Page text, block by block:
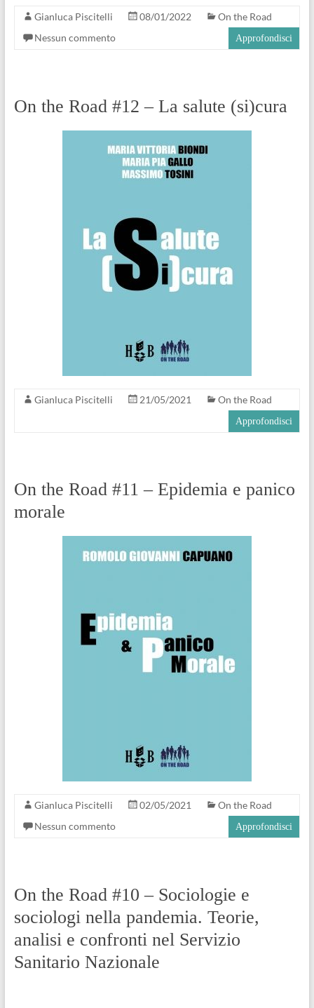
Gianluca Piscitelli 08/01/2022
On the Road
Nessun commento
Approfondisci
On the Road #12 – La salute (si)cura
Gianluca Piscitelli 21/05/2021 On the Road
Approfondisci
On the Road #11 – Epidemia e panico
morale
Gianluca Piscitelli 02/05/2021
On the Road
Nessun commento
Approfondisci
On the Road #10 – Sociologie e
sociologi nella pandemia. Teorie,
analisi e confronti nel Servizio
Sanitario Nazionale